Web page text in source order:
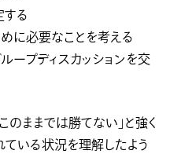
る
に必要なことを考える
ープディスカッションを交
のままでは勝てない」と強く
ている状況を理解したよう